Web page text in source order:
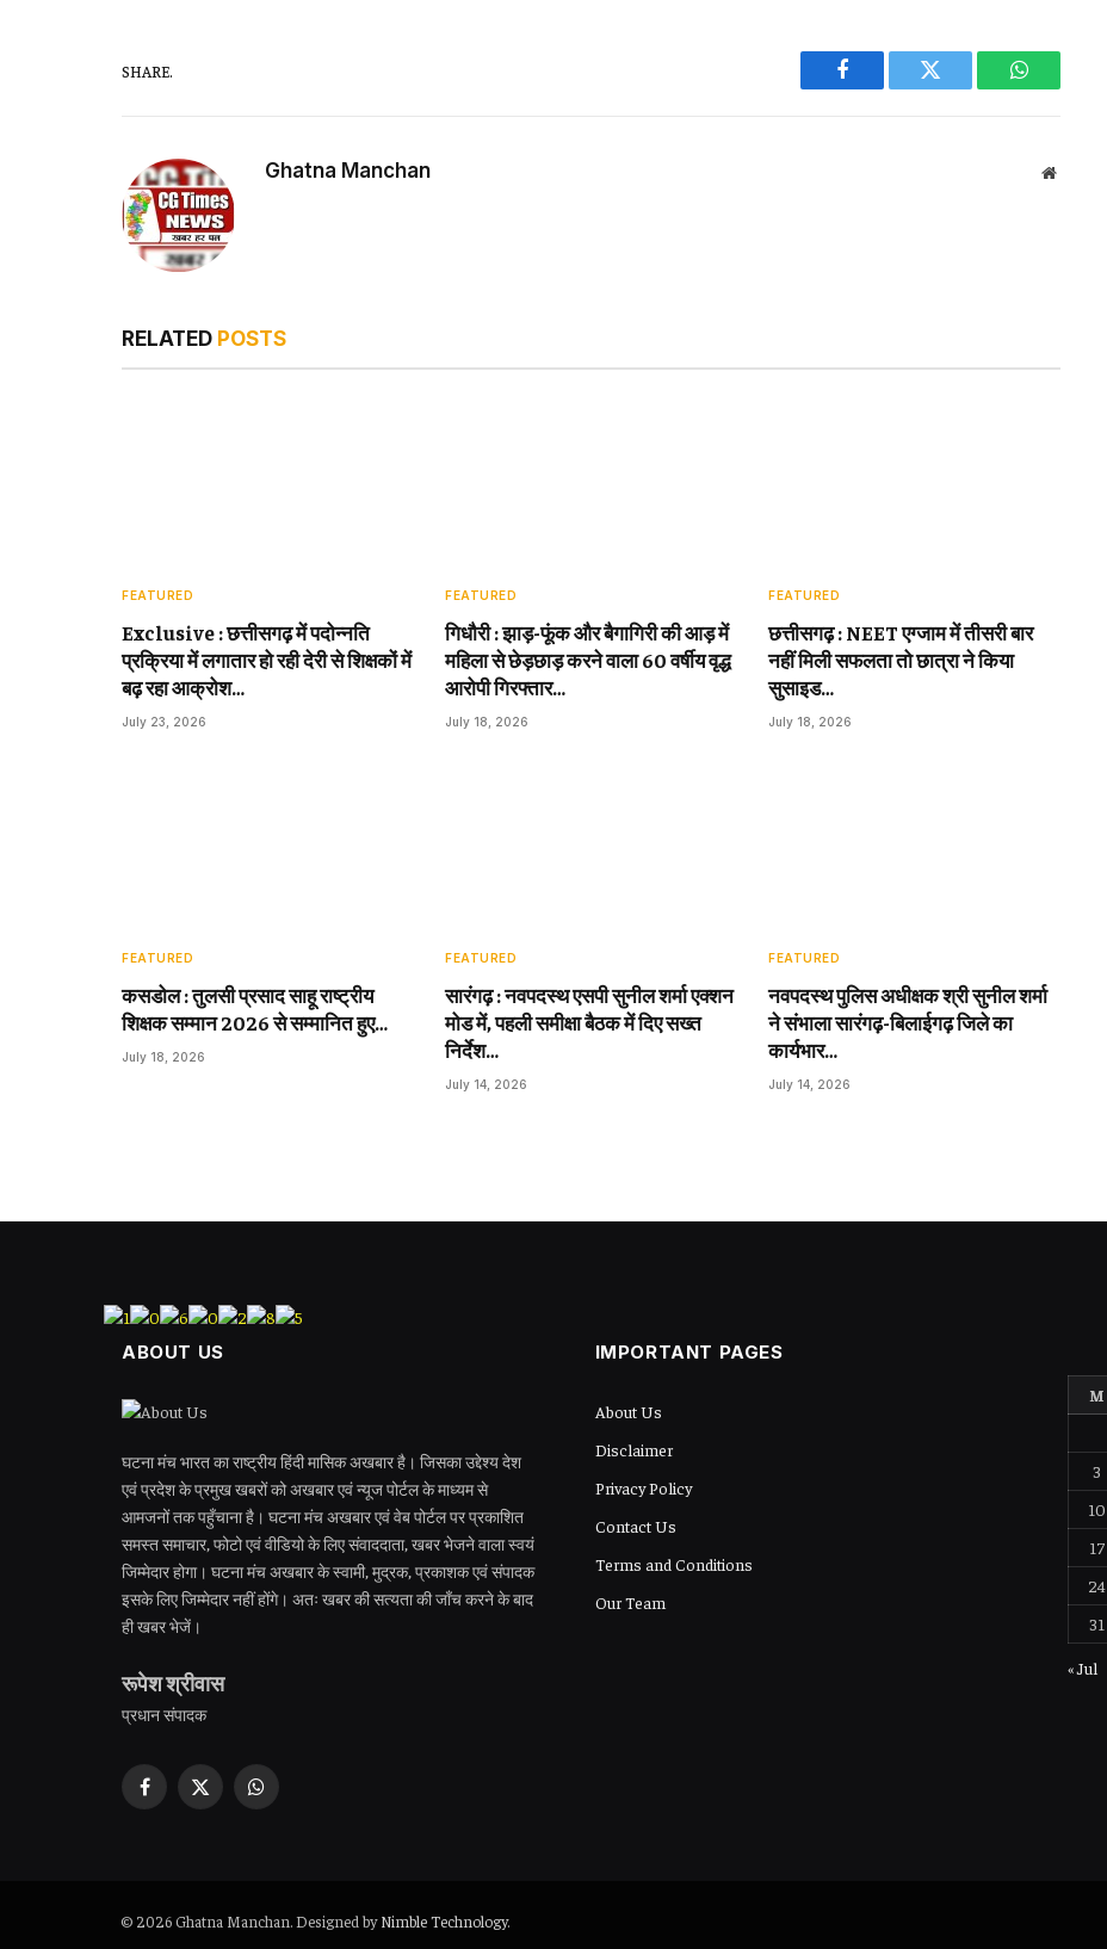
SHARE.
Facebook Twitter WhatsApp
Ghatna Manchan Website
RELATED POSTS
FEATURED
Exclusive : छत्तीसगढ़ में पदोन्नति
प्रक्रिया में लगातार हो रही देरी से शिक्षकों में
बढ़ रहा आक्रोश…
July 23, 2026
FEATURED
गिधौरी : झाड़-फूंक और बैगागिरी की आड़ में
महिला से छेड़छाड़ करने वाला 60 वर्षीय वृद्ध
आरोपी गिरफ्तार…
July 18, 2026
FEATURED
छत्तीसगढ़ : NEET एग्जाम में तीसरी बार
नहीं मिली सफलता तो छात्रा ने किया
सुसाइड…
July 18, 2026
FEATURED
कसडोल : तुलसी प्रसाद साहू राष्ट्रीय
शिक्षक सम्मान 2026 से सम्मानित हुए…
July 18, 2026
FEATURED
सारंगढ़ : नवपदस्थ एसपी सुनील शर्मा एक्शन
मोड में, पहली समीक्षा बैठक में दिए सख्त
निर्देश…
July 14, 2026
FEATURED
नवपदस्थ पुलिस अधीक्षक श्री सुनील शर्मा
ने संभाला सारंगढ़-बिलाईगढ़ जिले का
कार्यभार…
July 14, 2026
ABOUT US
घटना मंच भारत का राष्ट्रीय हिंदी मासिक अखबार है। जिसका उद्देश्य देश
एवं प्रदेश के प्रमुख खबरों को अखबार एवं न्यूज पोर्टल के माध्यम से
आमजनों तक पहुँचाना है। घटना मंच अखबार एवं वेब पोर्टल पर प्रकाशित
समस्त समाचार, फोटो एवं वीडियो के लिए संवाददाता, खबर भेजने वाला स्वयं
जिम्मेदार होगा। घटना मंच अखबार के स्वामी, मुद्रक, प्रकाशक एवं संपादक
इसके लिए जिम्मेदार नहीं होंगे। अतः खबर की सत्यता की जाँच करने के बाद
ही खबर भेजें।
रूपेश श्रीवास
प्रधान संपादक
Facebook
X
WhatsApp
IMPORTANT PAGES
About Us
Disclaimer
Privacy Policy
Contact Us
Terms and Conditions
Our Team
M
3
10
17
24
31
« Jul
© 2026 Ghatna Manchan. Designed byNimble Technology.